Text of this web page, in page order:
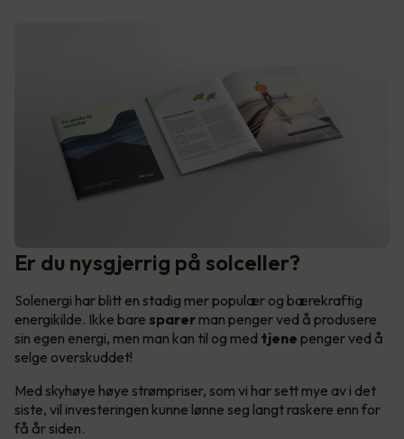
Er du nysgjerrig på solceller?
Solenergi har blitt en stadig mer populær og bærekraftig
energikilde. Ikke bare sparer man penger ved å produsere
sin egen energi, men man kan til og med tjene penger ved å
selge overskuddet!
Med skyhøye høye strømpriser, som vi har sett mye av i det
siste, vil investeringen kunne lønne seg langt raskere enn for
få år siden.